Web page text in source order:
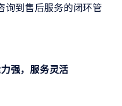
询到售后服务的闭环管
强，服务灵活